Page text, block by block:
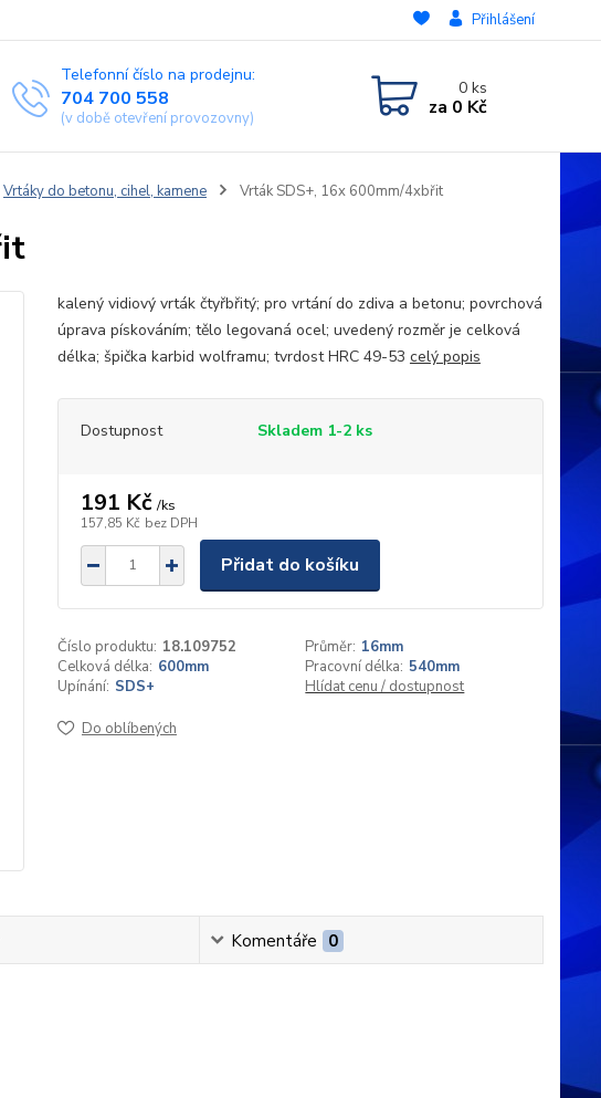
Přihlášení
Telefonní číslo na prodejnu:
704 700 558
(v době otevření provozovny)
0ks
za 0 Kč
Vrtáky do betonu, cihel, kamene Vrták SDS+, 16x 600mm/4xbřit
kalený vidiový vrták čtyřbřitý; pro vrtání do zdiva a betonu; povrchová
úprava pískováním; tělo legovaná ocel; uvedený rozměr je celková
délka; špička karbid wolframu; tvrdost HRC 49-53 celý popis
Dostupnost Skladem 1-2 ks
191 Kč /ks
157,85 Kč bez DPH
Přidat do košíku
Číslo produktu: 18.109752 Průměr: 16mm
Celková délka: 600mm Pracovní délka: 540mm
Upínání: SDS+ Hlídat cenu / dostupnost
Do oblíbených
Komentáře 0